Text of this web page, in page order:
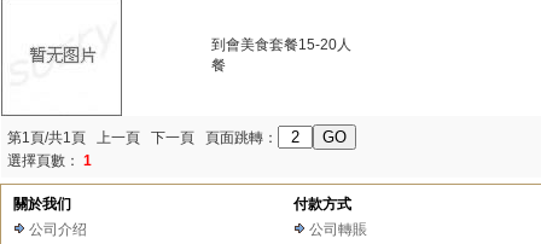
到會美食套餐15-20人
餐
第1頁/共1頁 上一頁 下一頁 頁面跳轉：
選擇頁數： 1
關於我们
公司介绍
付款方式
公司轉賬